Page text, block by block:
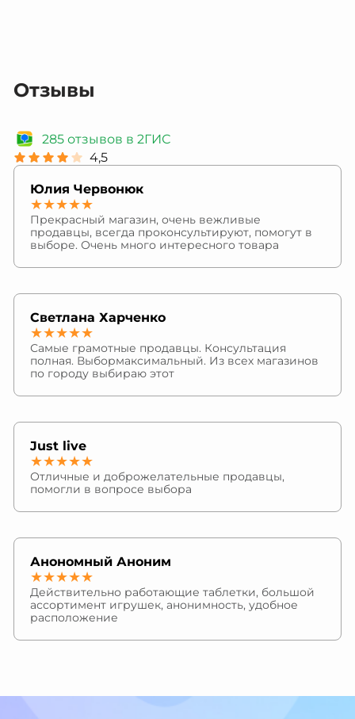
Отзывы
285 отзывов в 2ГИС
4,5
Юлия Червонюк
★★★★★
Прекрасный магазин, очень вежливые
продавцы, всегда проконсультируют, помогут в
выборе. Очень много интересного товара
Светлана Харченко
★★★★★
Самые грамотные продавцы. Консультация
полная. Выбормаксимальный. Из всех магазинов
по городу выбираю этот
Just live
★★★★★
Отличные и доброжелательные продавцы,
помогли в вопросе выбора
Анономный Аноним
★★★★★
Действительно работающие таблетки, большой
ассортимент игрушек, анонимность, удобное
расположение